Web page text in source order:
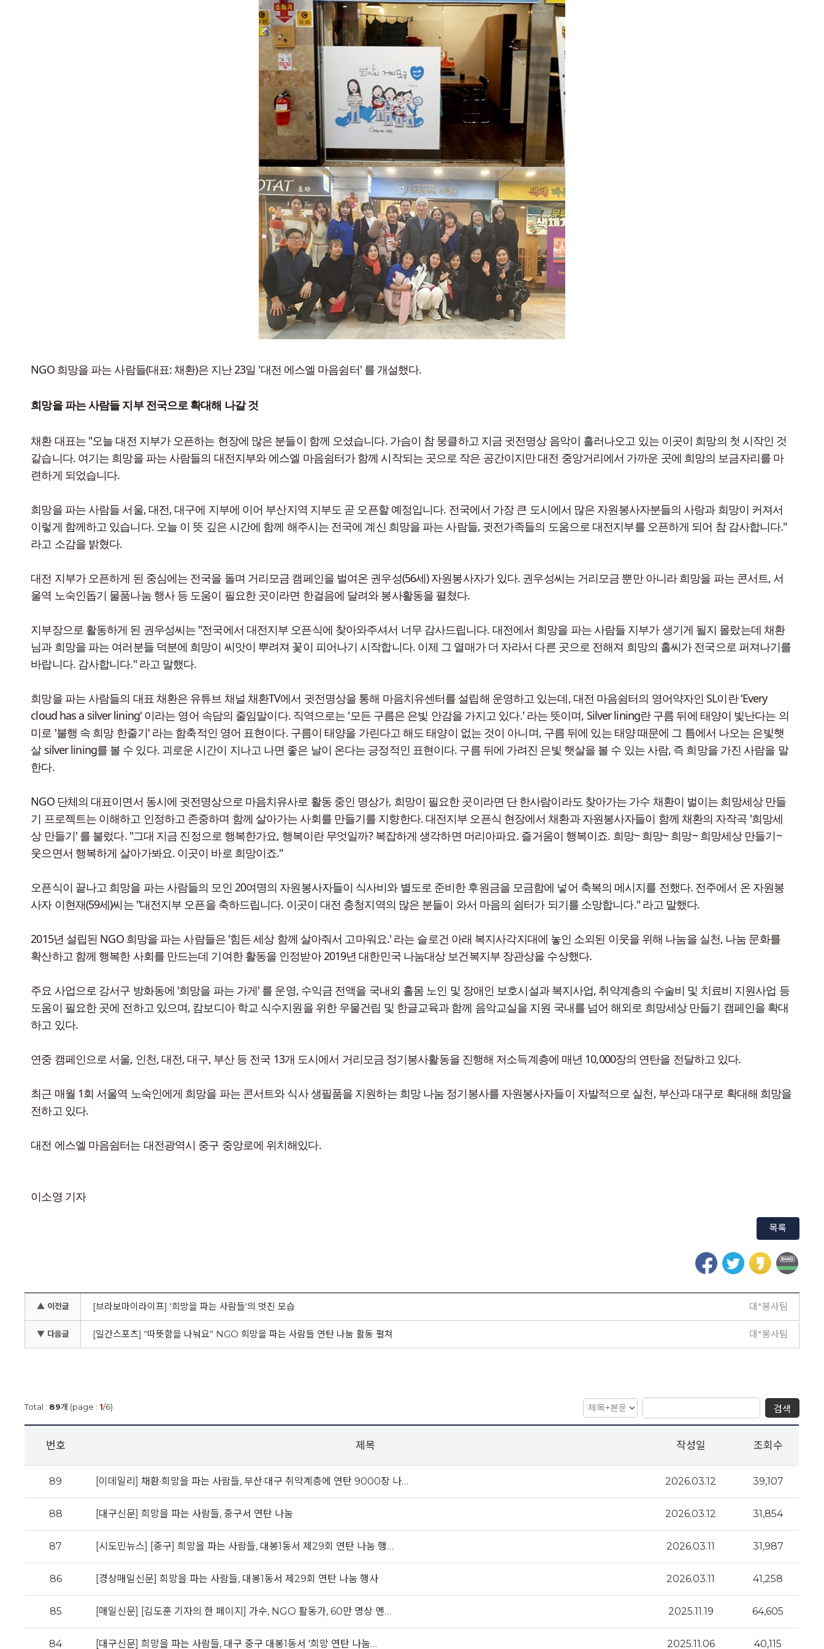
NGO 희망을 파는 사람들(대표: 채환)은 지난 23일 '대전 에스엘 마음쉼터' 를 개설했다.
희망을 파는 사람들 지부 전국으로 확대해 나갈 것
채환 대표는 "오늘 대전 지부가 오픈하는 현장에 많은 분들이 함께 오셨습니다. 가슴이 참 뭉클하고 지금 귓전명상 음악이 흘러나오고 있는 이곳이 희망의 첫 시작인 것
같습니다. 여기는 희망을 파는 사람들의 대전지부와 에스엘 마음쉼터가 함께 시작되는 곳으로 작은 공간이지만 대전 중앙거리에서 가까운 곳에 희망의 보금자리를 마
련하게 되었습니다.
희망을 파는 사람들 서울, 대전, 대구에 지부에 이어 부산지역 지부도 곧 오픈할 예정입니다. 전국에서 가장 큰 도시에서 많은 자원봉사자분들의 사랑과 희망이 커져서
이렇게 함께하고 있습니다. 오늘 이 뜻 깊은 시간에 함께 해주시는 전국에 계신 희망을 파는 사람들, 귓전가족들의 도움으로 대전지부를 오픈하게 되어 참 감사합니다."
라고 소감을 밝혔다.
대전 지부가 오픈하게 된 중심에는 전국을 돌며 거리모금 캠페인을 벌여온 권우성(56세) 자원봉사자가 있다. 권우성씨는 거리모금 뿐만 아니라 희망을 파는 콘서트, 서
울역 노숙인돕기 물품나눔 행사 등 도움이 필요한 곳이라면 한걸음에 달려와 봉사활동을 펼쳤다.
지부장으로 활동하게 된 권우성씨는 "전국에서 대전지부 오픈식에 찾아와주셔서 너무 감사드립니다. 대전에서 희망을 파는 사람들 지부가 생기게 될지 몰랐는데 채환
님과 희망을 파는 여러분들 덕분에 희망이 씨앗이 뿌려져 꽃이 피어나기 시작합니다. 이제 그 열매가 더 자라서 다른 곳으로 전해져 희망의 홀씨가 전국으로 퍼져나기를
바랍니다. 감사합니다." 라고 말했다.
희망을 파는 사람들의 대표 채환은 유튜브 채널 채환TV에서 귓전명상을 통해 마음치유센터를 설립해 운영하고 있는데, 대전 마음쉼터의 영어약자인 SL이란 'Every
cloud has a silver lining' 이라는 영어 속담의 줄임말이다. 직역으로는 '모든 구름은 은빛 안감을 가지고 있다.' 라는 뜻이며, Silver lining란 구름 뒤에 태양이 빛난다는 의
미로 '불행 속 희망 한줄기' 라는 함축적인 영어 표현이다. 구름이 태양을 가린다고 해도 태양이 없는 것이 아니며, 구름 뒤에 있는 태양 때문에 그 틈에서 나오는 은빛햇
살 silver lining를 볼 수 있다. 괴로운 시간이 지나고 나면 좋은 날이 온다는 긍정적인 표현이다. 구름 뒤에 가려진 은빛 햇살을 볼 수 있는 사람, 즉 희망을 가진 사람을 말
한다.
NGO 단체의 대표이면서 동시에 귓전명상으로 마음치유사로 활동 중인 명상가, 희망이 필요한 곳이라면 단 한사람이라도 찾아가는 가수 채환이 벌이는 희망세상 만들
기 프로젝트는 이해하고 인정하고 존중하며 함께 살아가는 사회를 만들기를 지향한다. 대전지부 오픈식 현장에서 채환과 자원봉사자들이 함께 채환의 자작곡 '희망세
상 만들기' 를 불렀다. "그대 지금 진정으로 행복한가요, 행복이란 무엇일까? 복잡하게 생각하면 머리아파요. 즐거움이 행복이죠. 희망~ 희망~ 희망~ 희망세상 만들기~
웃으면서 행복하게 살아가봐요. 이곳이 바로 희망이죠."
오픈식이 끝나고 희망을 파는 사람들의 모인 20여명의 자원봉사자들이 식사비와 별도로 준비한 후원금을 모금함에 넣어 축복의 메시지를 전했다. 전주에서 온 자원봉
사자 이현재(59세)씨는 "대전지부 오픈을 축하드립니다. 이곳이 대전 충청지역의 많은 분들이 와서 마음의 쉼터가 되기를 소망합니다." 라고 말했다.
2015년 설립된 NGO 희망을 파는 사람들은 '힘든 세상 함께 살아줘서 고마워요.' 라는 슬로건 아래 복지사각지대에 놓인 소외된 이웃을 위해 나눔을 실천, 나눔 문화를
확산하고 함께 행복한 사회를 만드는데 기여한 활동을 인정받아 2019년 대한민국 나눔대상 보건복지부 장관상을 수상했다.
주요 사업으로 강서구 방화동에 '희망을 파는 가게' 를 운영, 수익금 전액을 국내외 홀몸 노인 및 장애인 보호시설과 복지사업, 취약계층의 수술비 및 치료비 지원사업 등
도움이 필요한 곳에 전하고 있으며, 캄보디아 학교 식수지원을 위한 우물건립 및 한글교육과 함께 음악교실을 지원 국내를 넘어 해외로 희망세상 만들기 캠페인을 확대
하고 있다.
연중 캠페인으로 서울, 인천, 대전, 대구, 부산 등 전국 13개 도시에서 거리모금 정기봉사활동을 진행해 저소득계층에 매년 10,000장의 연탄을 전달하고 있다.
최근 매월 1회 서울역 노숙인에게 희망을 파는 콘서트와 식사 생필품을 지원하는 희망 나눔 정기봉사를 자원봉사자들이 자발적으로 실천, 부산과 대구로 확대해 희망을
전하고 있다.
대전 에스엘 마음쉼터는 대전광역시 중구 중앙로에 위치해있다.
이소영 기자
목록
▲ 이전글 [브라보마이라이프] '희망을 파는 사람들'의 멋진 모습 대*봉사팀
▼ 다음글 [일간스포츠] “따뜻함을 나눠요” NGO 희망을 파는 사람들 연탄 나눔 활동 펼쳐 대*봉사팀
Total : 89개 (page : 1/6) 검색
번호 제목 작성일 조회수
89 [이데일리] 채환·희망을 파는 사람들, 부산·대구 취약계층에 연탄 9000장 나… 2026.03.12 39,107
88 [대구신문] 희망을 파는 사람들, 중구서 연탄 나눔 2026.03.12 31,854
87 [시도민뉴스] [중구] 희망을 파는 사람들, 대봉1동서 제29회 연탄 나눔 행… 2026.03.11 31,987
86 [경상매일신문] 희망을 파는 사람들, 대봉1동서 제29회 연탄 나눔 행사 2026.03.11 41,258
85 [매일신문] [김도훈 기자의 한 페이지] 가수, NGO 활동가, 60만 명상 멘… 2025.11.19 64,605
84 [대구신문] 희망을 파는 사람들, 대구 중구 대봉1동서 '희망 연탄 나눔… 2025.11.06 40,115